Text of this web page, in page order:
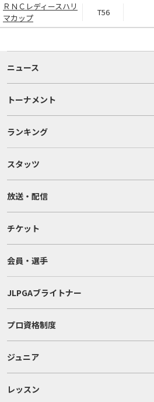
ＲＮＣレディースハリ
マカップ
T56
ニュース
トーナメント
ランキング
スタッツ
放送・配信
チケット
会員・選手
JLPGAブライトナー
プロ資格制度
ジュニア
レッスン